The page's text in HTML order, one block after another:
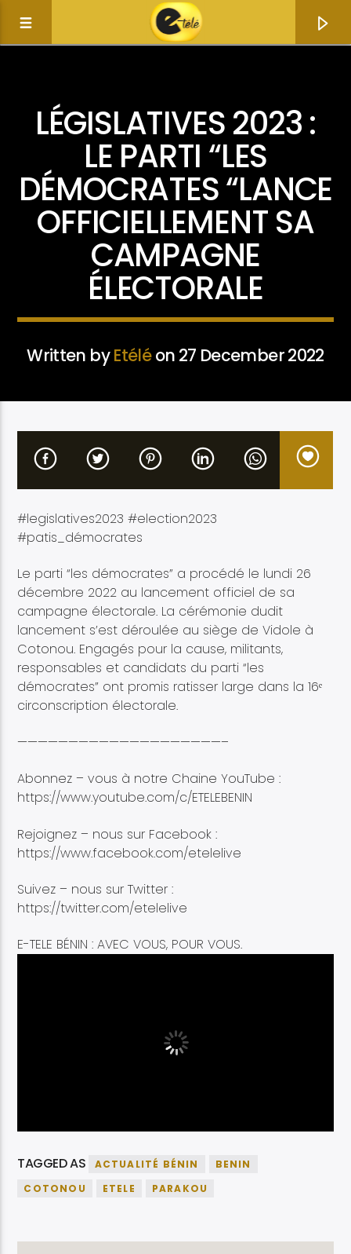
Title
Etele en direct
LÉGISLATIVES 2023 :
LE PARTI “LES
DÉMOCRATES “LANCE
OFFICIELLEMENT SA
CAMPAGNE
ÉLECTORALE
Written byEtéléon 27 December 2022
#legislatives2023 #election2023
#patis_démocrates
Le parti “les démocrates” a procédé le lundi 26
décembre 2022 au lancement officiel de sa
campagne électorale. La cérémonie dudit
lancement s’est déroulée au siège de Vidole à
Cotonou. Engagés pour la cause, militants,
responsables et candidats du parti “les
démocrates” ont promis ratisser large dans la 16ᵉ
circonscription électorale.
————————————————————–
Abonnez – vous à notre Chaine YouTube :
https://www.youtube.com/c/ETELEBENIN
Rejoignez – nous sur Facebook :
https://www.facebook.com/etelelive
Suivez – nous sur Twitter :
https://twitter.com/etelelive
E-TELE BÉNIN : AVEC VOUS, POUR VOUS.
TAGGED AS ACTUALITÉ BÉNIN
BENIN
COTONOU
ETELE PARAKOU